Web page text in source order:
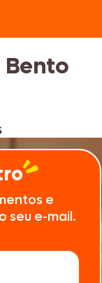
e
seu e-mail.